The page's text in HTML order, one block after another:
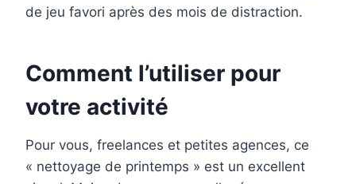
de jeu favori après des mois de distraction.
Comment l’utiliser pour
votre activité
Pour vous, freelances et petites agences, ce
« nettoyage de printemps » est un excellent